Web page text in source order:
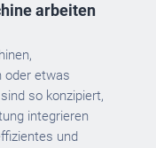
arbeiten
oder etwas
so konzipiert,
integrieren
und